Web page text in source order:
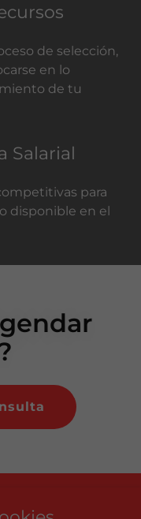
de selección,
en lo
de tu
Salarial
para
disponible en el